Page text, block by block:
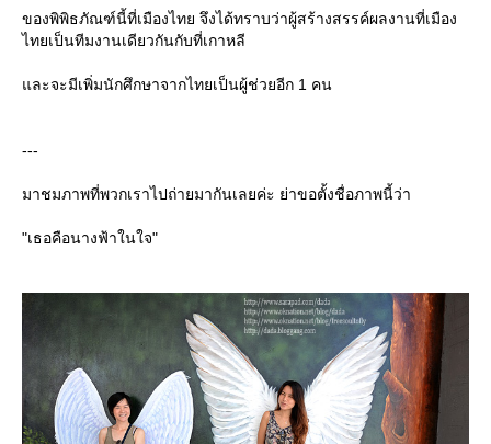
ของพิพิธภัณฑ์นี้ที่เมืองไทย จึงได้ทราบว่าผู้สร้างสรรค์ผลงานที่เมือง
ไทยเป็นทีมงานเดียวกันกับที่เกาหลี
ละจะมีเพิ่มนักศึกษาจากไทยเป็นผู้ช่วยอีก 1 คน
---
มาชมภาพที่พวกเราไปถ่ายมากันเลยค่ะ ย่าขอตั้งชื่อภาพนี้ว่า
"เธอคือนางฟ้าในใจ"